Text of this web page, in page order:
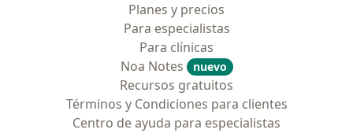
Planes y precios
Para especialistas
Para clínicas
Noa Notes
nuevo
Recursos gratuitos
Términos y Condiciones para clientes
Centro de ayuda para especialistas